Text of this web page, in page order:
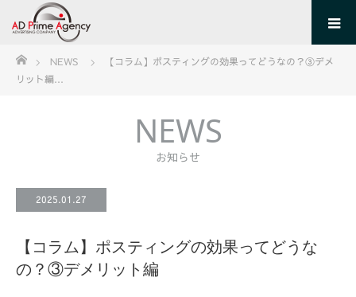
ホームNEWS
【コラム】ポスティングの効果ってどうなの？③デメ
リット編…
NEWS
お知らせ
2025.01.27
【コラム】ポスティングの効果ってどうな
の？③デメリット編